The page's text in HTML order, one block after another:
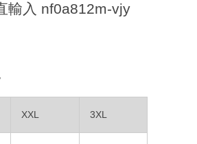
輸入 nf0a812m-vjy
XXL 3XL